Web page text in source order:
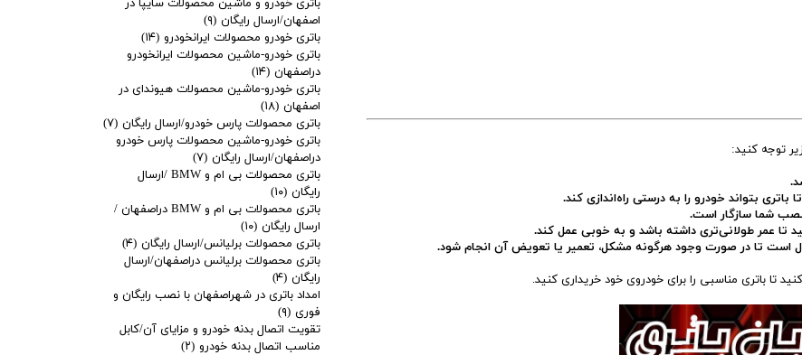
بتواند خودرو را به درستی راه‌اندازی کند.
شما سازگار است.
تا عمر طولانی‌تری داشته باشد و به خوبی عمل کند.
است تا در صورت وجود هرگونه مشکل، تعمیر یا تعویض آن انجام شود.
باتری مناسبی را برای خودروی خود خریداری کنید.
باتری خودرو و ماشین محصولات سایپا در
اصفهان/ارسال رایگان (۹)
باتری خودرو محصولات ایرانخودرو (۱۴)
باتری خودرو-ماشین محصولات ایرانخودرو
دراصفهان (۱۴)
باتری خودرو-ماشین محصولات هیوندای در
اصفهان (۱۸)
باتری محصولات پارس خودرو/ارسال رایگان (۷)
باتری خودرو-ماشین محصولات پارس خودرو
دراصفهان/ارسال رایگان (۷)
باتری محصولات بی ام و BMW /ارسال
رایگان (۱۰)
باتری محصولات بی ام و BMW دراصفهان /
ارسال رایگان (۱۰)
باتری محصولات برلیانس/ارسال رایگان (۴)
باتری محصولات برلیانس دراصفهان/ارسال
رایگان (۴)
امداد باتری در شهراصفهان با نصب رایگان و
فوری (۹)
تقویت اتصال بدنه خودرو و مزایای آن/کابل
مناسب اتصال بدنه خودرو (۲)